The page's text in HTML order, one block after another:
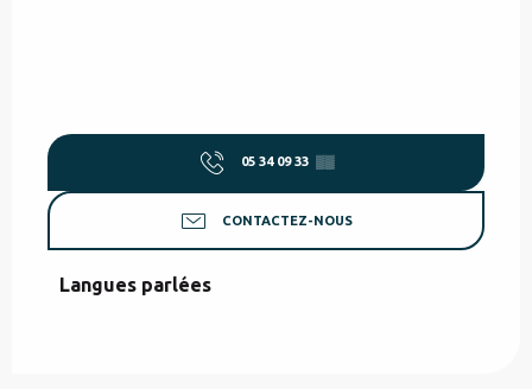
05 34 09 33 ▒▒
CONTACTEZ-NOUS
Langues parlées
Langues parlées